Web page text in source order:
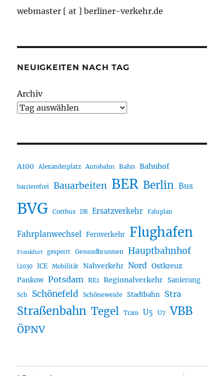
webmaster [ at ] berliner-verkehr.de
NEUIGKEITEN NACH TAG
Archiv
A100 Alexanderplatz Autobahn Bahn Bahnhof
barrierefrei Bauarbeiten BER Berlin Bus
BVG Cottbus DB Ersatzverkehr Fahrplan
Fahrplanwechsel Fernverkehr Flughafen
Frankfurt gesperrt Gesundbrunnen Hauptbahnhof
i2030 ICE Mobilität Nahverkehr Nord Ostkreuz
Pankow Potsdam RE1 Regionalverkehr Sanierung
Sch Schönefeld Schöneweide Stadtbahn Stra
Straßenbahn Tegel Tram U5 U7 VBB
ÖPNV